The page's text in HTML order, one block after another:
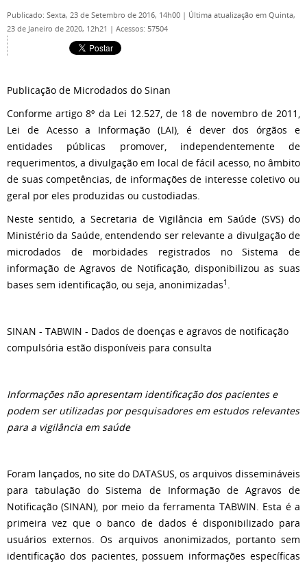
Publicado: Sexta, 23 de Setembro de 2016, 14h00 | Última atualização em Quinta,
23 de Janeiro de 2020, 12h21 | Acessos: 57504
Publicação de Microdados do Sinan
Conforme artigo 8º da Lei 12.527, de 18 de novembro de 2011,
Lei de Acesso a Informação (LAI), é dever dos órgãos e
entidades públicas promover, independentemente de
requerimentos, a divulgação em local de fácil acesso, no âmbito
de suas competências, de informações de interesse coletivo ou
geral por eles produzidas ou custodiadas.
Neste sentido, a Secretaria de Vigilância em Saúde (SVS) do
Ministério da Saúde, entendendo ser relevante a divulgação de
microdados de morbidades registrados no Sistema de
informação de Agravos de Notificação, disponibilizou as suas
bases sem identificação, ou seja, anonimizadas1 .
SINAN - TABWIN - Dados de doenças e agravos de notificação
compulsória estão disponíveis para consulta
Informações não apresentam identificação dos pacientes e
podem ser utilizadas por pesquisadores em estudos relevantes
para a vigilância em saúde
Foram lançados, no site do DATASUS, os arquivos dissemináveis
para tabulação do Sistema de Informação de Agravos de
Notificação (SINAN), por meio da ferramenta TABWIN. Esta é a
primeira vez que o banco de dados é disponibilizado para
usuários externos. Os arquivos anonimizados, portanto sem
identificação dos pacientes, possuem informações específicas